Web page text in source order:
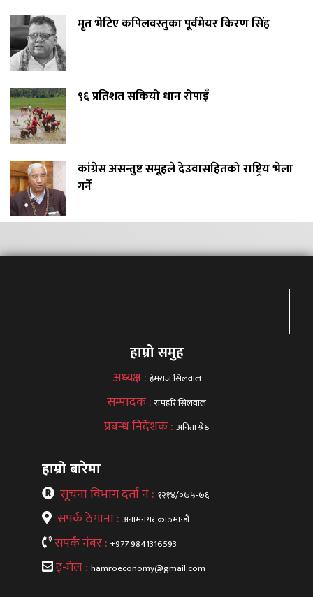
मृत भेटिए कपिलवस्तुका पूर्वमेयर किरण सिंह
९६ प्रतिशत सकियो धान रोपाइँ
कांग्रेस असन्तुष्ट समूहले देउवासहितको राष्ट्रिय भेला
गर्ने
हाम्रो समुह
अध्यक्ष : हेमराज सिलवाल
सम्पादक :रामहरि सिलवाल
प्रबन्ध निर्देशक : अनिता श्रेष्ठ
हाम्रो बारेमा
सूचना विभाग दर्ता नं : १२१४/०७५-७६
सपर्क ठेगाना : अनामनगर,काठमान्डौ
सपर्क नंबर : +977 9841316593
इ-मेल : hamroeconomy@gmail.com